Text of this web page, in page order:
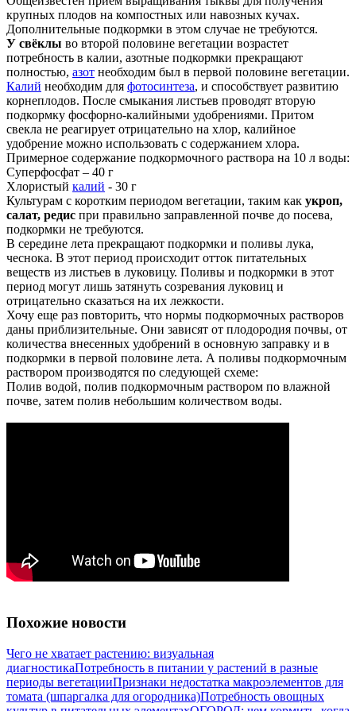
крупных плодов на компостных или навозных кучах.
Дополнительные подкормки в этом случае не требуются.
У свёклы во второй половине вегетации возрастет
потребность в калии, азотные подкормки прекращают
полностью, азот необходим был в первой половине вегетации.
Калий необходим для фотосинтеза, и способствует развитию
корнеплодов. После смыкания листьев проводят вторую
подкормку фосфорно-калийными удобрениями. Притом
свекла не реагирует отрицательно на хлор, калийное
удобрение можно использовать с содержанием хлора.
Примерное содержание подкормочного раствора на 10 л воды:
Суперфосфат – 40 г
Хлористый калий - 30 г
Культурам с коротким периодом вегетации, таким как укроп,
салат, редис при правильно заправленной почве до посева,
подкормки не требуются.
В середине лета прекращают подкормки и поливы лука,
чеснока. В этот период происходит отток питательных
веществ из листьев в луковицу. Поливы и подкормки в этот
период могут лишь затянуть созревания луковиц и
отрицательно сказаться на их лежкости.
Хочу еще раз повторить, что нормы подкормочных растворов
даны приблизительные. Они зависят от плодородия почвы, от
количества внесенных удобрений в основную заправку и в
подкормки в первой половине лета. А поливы подкормочным
раствором производятся по следующей схеме:
Полив водой, полив подкормочным раствором по влажной
почве, затем полив небольшим количеством воды.
Похожие новости
Чего не хватает растению: визуальная
диагностикаПотребность в питании у растений в разные
периоды вегетацииПризнаки недостатка макроэлементов для
томата (шпаргалка для огородника)Потребность овощных